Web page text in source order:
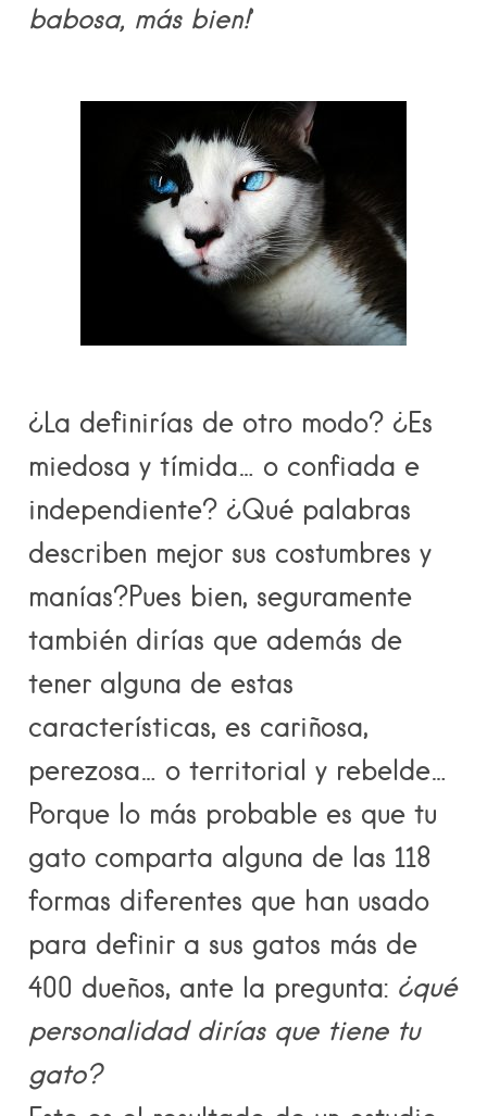
babosa, más bien!’
¿La definirías de otro modo? ¿Es
miedosa y tímida… o confiada e
independiente? ¿Qué palabras
describen mejor sus costumbres y
manías?Pues bien, seguramente
también dirías que además de
tener alguna de estas
características, es cariñosa,
perezosa… o territorial y rebelde…
Porque lo más probable es que tu
gato comparta alguna de las 118
formas diferentes que han usado
para definir a sus gatos más de
400 dueños, ante la pregunta: ¿qué
personalidad dirías que tiene tu
gato?